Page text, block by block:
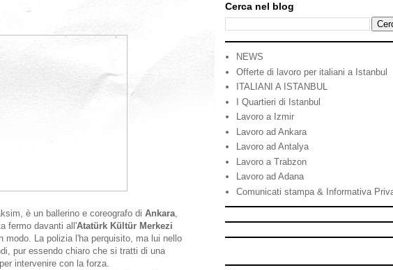
è un ballerino e coreografo di Ankara,
fermo davanti all'Atatürk Kültür Merkezi
modo. La polizia l'ha perquisito, ma lui nello
pur essendo chiaro che si tratti di una
intervenire con la forza.
Cerca nel blog
NEWS
Offerte di lavoro per italiani a Istanbul
ITALIANI A ISTANBUL
I Quartieri di Istanbul
Lavoro a Izmir
Lavoro ad Ankara
Lavoro ad Antalya
Lavoro a Trabzon
Lavoro ad Adana
Comunicati stampa & Informativa